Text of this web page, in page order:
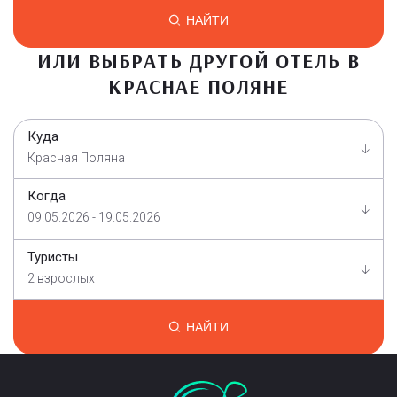
НАЙТИ
ИЛИ ВЫБРАТЬ ДРУГОЙ ОТЕЛЬ В
КРАСНАЕ ПОЛЯНЕ
Куда
Красная Поляна
Когда
09.05.2026 - 19.05.2026
Туристы
2 взрослых
НАЙТИ